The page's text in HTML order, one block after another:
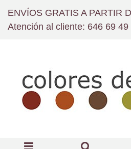
ENVÍOS GRATIS A PARTIR
Atención al cliente: 646 69 49